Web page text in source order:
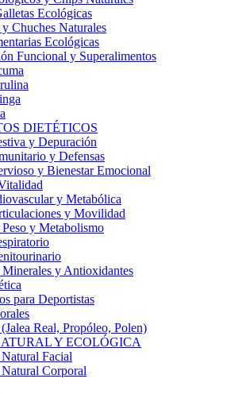
Ecológicas
Chuches Naturales
Ecológicas
Funcional y Superalimentos
DIETÉTICOS
y Depuración
y Defensas
y Bienestar Emocional
y Metabólica
y Movilidad
y Metabolismo
y Antioxidantes
para Deportistas
Real, Propóleo, Polen)
Y ECOLÓGICA
Facial
Corporal